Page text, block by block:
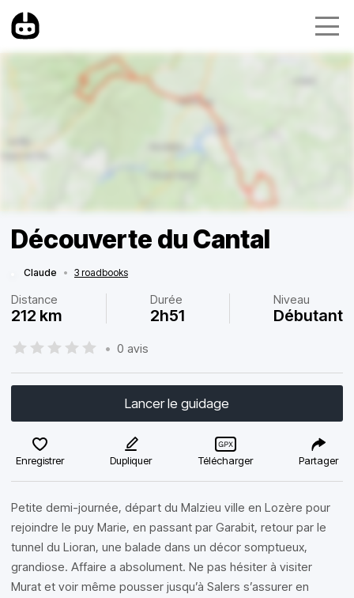
Découverte du Cantal
Claude • 3 roadbooks
Distance
212 km
Durée
2h51
Niveau
Débutant
• 0 avis
Lancer le guidage
Enregistrer Dupliquer Télécharger Partager
Petite demi-journée, départ du Malzieu ville en Lozère pour
rejoindre le puy Marie, en passant par Garabit, retour par le
tunnel du Lioran, une balade dans un décor somptueux,
grandiose. Affaire a absolument. Ne pas hésiter à visiter
Murat et voir même pousser jusqu’à Salers s’assurer en